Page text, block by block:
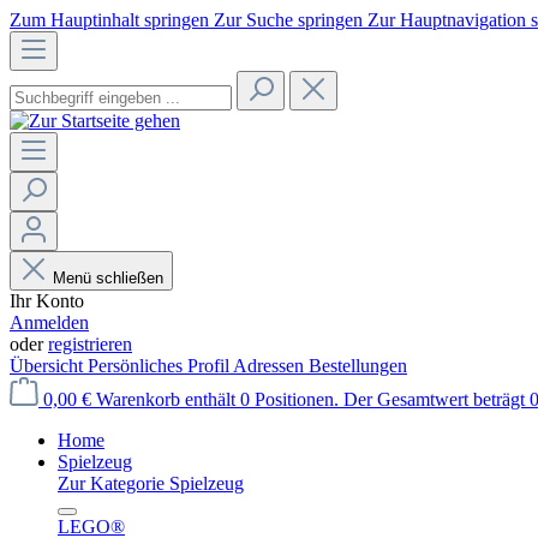
Zum Hauptinhalt springen Zur Suche springen Zur Hauptnavigation
Menü schließen
Ihr Konto
Anmelden
oderregistrieren
Übersicht Persönliches Profil Adressen Bestellungen
0,00 € Warenkorb enthält 0 Positionen. Der Gesamtwert beträgt
Home
Spielzeug
Zur Kategorie Spielzeug
LEGO®